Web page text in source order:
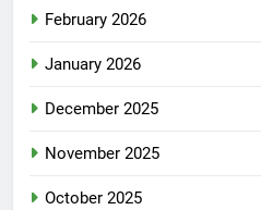
February 2026
January 2026
December 2025
November 2025
October 2025